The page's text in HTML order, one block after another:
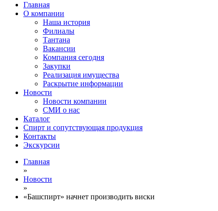
Главная
О компании
Наша история
Филиалы
Тантана
Вакансии
Компания сегодня
Закупки
Реализация имущества
Раскрытие информации
Новости
Новости компании
СМИ о нас
Каталог
Спирт и сопутствующая продукция
Контакты
Экскурсии
Главная
»
Новости
»
«Башспирт» начнет производить виски